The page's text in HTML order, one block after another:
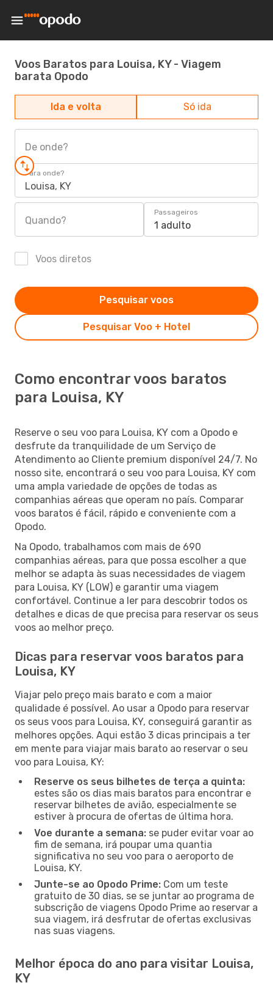
Voos Baratos para Louisa, KY - Viagem
barata Opodo
Ida e volta Só ida
De onde?
Para onde?
Louisa, KY
Quando?
Passageiros
1 adulto
Voos diretos
Pesquisar Voo + Hotel
Pesquisar voos
Como encontrar voos baratos
para Louisa, KY
Reserve o seu voo para Louisa, KY com a Opodo e
desfrute da tranquilidade de um Serviço de
Atendimento ao Cliente premium disponível 24/7. No
nosso site, encontrará o seu voo para Louisa, KY com
uma ampla variedade de opções de todas as
companhias aéreas que operam no país. Comparar
voos baratos é fácil, rápido e conveniente com a
Opodo.
Na Opodo, trabalhamos com mais de 690
companhias aéreas, para que possa escolher a que
melhor se adapta às suas necessidades de viagem
para Louisa, KY (LOW) e garantir uma viagem
confortável. Continue a ler para descobrir todos os
detalhes e dicas de que precisa para reservar os seus
voos ao melhor preço.
Dicas para reservar voos baratos para
Louisa, KY
Viajar pelo preço mais barato e com a maior
qualidade é possível. Ao usar a Opodo para reservar
os seus voos para Louisa, KY, conseguirá garantir as
melhores opções. Aqui estão 3 dicas principais a ter
em mente para viajar mais barato ao reservar o seu
voo para Louisa, KY:
Reserve os seus bilhetes de terça a quinta:
estes são os dias mais baratos para encontrar e
reservar bilhetes de avião, especialmente se
estiver à procura de ofertas de última hora.
Voe durante a semana: se puder evitar voar ao
fim de semana, irá poupar uma quantia
significativa no seu voo para o aeroporto de
Louisa, KY.
Junte-se ao Opodo Prime: Com um teste
gratuito de 30 dias, se se juntar ao programa de
subscrição de viagens Opodo Prime ao reservar a
sua viagem, irá desfrutar de ofertas exclusivas
nas suas viagens.
Melhor época do ano para visitar Louisa,
KY